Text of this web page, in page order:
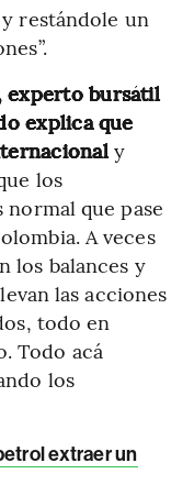
restándole un
experto bursátil
explica que
y
los
normal que pase
A veces
los balances y
las acciones
todo en
Todo acá
los
extraer un